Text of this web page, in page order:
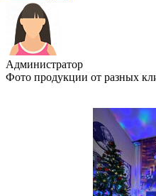
Администратор
Фото продукции от разных